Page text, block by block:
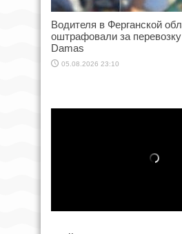
Водителя в Ферганской
оштрафовали за
Damas
05.08.2026 23:10